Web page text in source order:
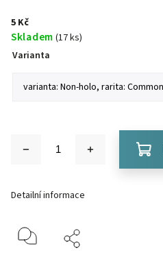
5 Kč
Skladem (17 ks)
Varianta
Detailní informace